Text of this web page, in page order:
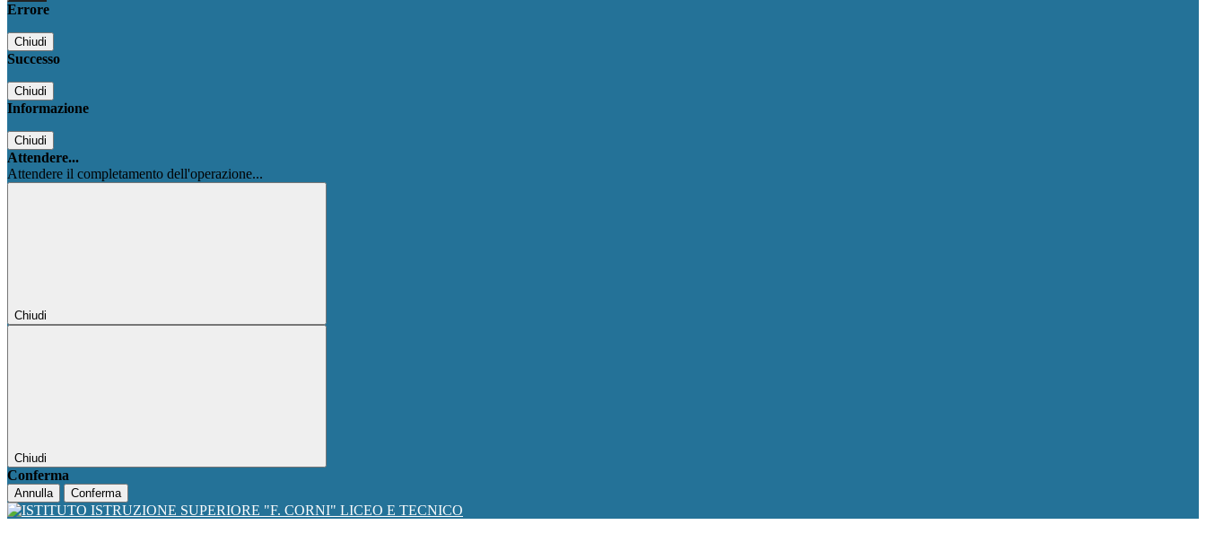
Errore
Chiudi
Successo
Chiudi
Informazione
Chiudi
Attendere...
Attendere il completamento dell'operazione...
Chiudi
Chiudi
Conferma
Annulla Conferma